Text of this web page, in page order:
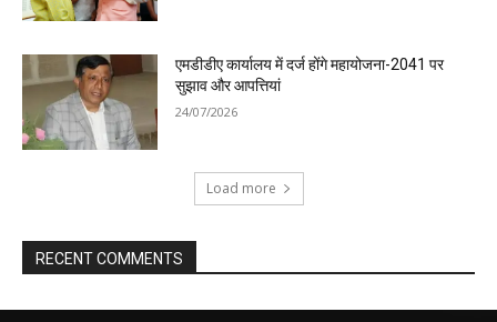
एमडीडीए कार्यालय में दर्ज होंगे महायोजना-2041 पर
सुझाव और आपत्तियां
24/07/2026
Load more
RECENT COMMENTS